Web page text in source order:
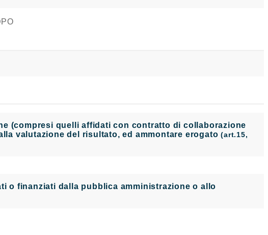
(compresi quelli affidati con contratto di collaborazione
valutazione del risultato, ed ammontare erogato(art.15,
o finanziati dalla pubblica amministrazione o allo